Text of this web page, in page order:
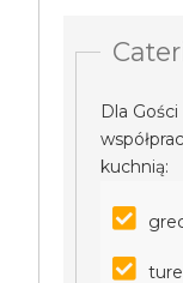
Dla
kuchnią: